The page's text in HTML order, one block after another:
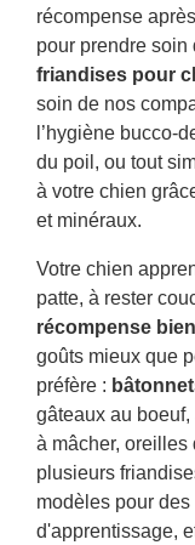
récompense
pour prendre soin
friandises pour
soin de nos
l’hygiène bucco-
du poil, ou tout
à votre chien
et minéraux.
Votre chien
patte, à rester
récompense
goûts mieux que
préfère :
gâteaux au
à mâcher, oreilles
plusieurs
modèles pour
d'apprentissage,